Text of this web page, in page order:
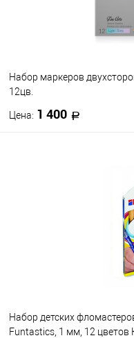
Набор маркеров
12цв.
Цена: 1 400
Набор детских
Funtastics, 1 мм, 12 цветов